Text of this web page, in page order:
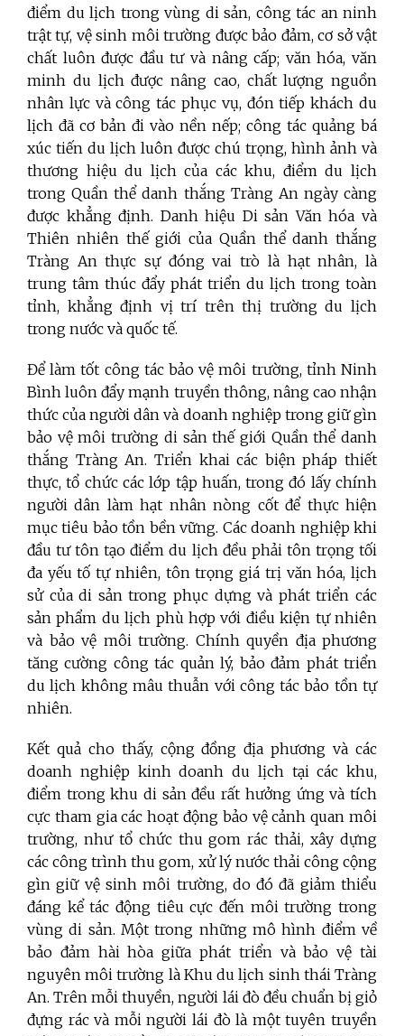
điểm du lịch trong vùng di sản, công tác an ninh
trật tự, vệ sinh môi trường được bảo đảm, cơ sở vật
chất luôn được đầu tư và nâng cấp; văn hóa, văn
minh du lịch được nâng cao, chất lượng nguồn
nhân lực và công tác phục vụ, đón tiếp khách du
lịch đã cơ bản đi vào nền nếp; công tác quảng bá
xúc tiến du lịch luôn được chú trọng, hình ảnh và
thương hiệu du lịch của các khu, điểm du lịch
trong Quần thể danh thắng Tràng An ngày càng
được khẳng định. Danh hiệu Di sản Văn hóa và
Thiên nhiên thế giới của Quần thể danh thắng
Tràng An thực sự đóng vai trò là hạt nhân, là
trung tâm thúc đẩy phát triển du lịch trong toàn
tỉnh, khẳng định vị trí trên thị trường du lịch
trong nước và quốc tế.
Để làm tốt công tác bảo vệ môi trường, tỉnh Ninh
Bình luôn đẩy mạnh truyền thông, nâng cao nhận
thức của người dân và doanh nghiệp trong giữ gìn
bảo vệ môi trường di sản thế giới Quần thể danh
thắng Tràng An. Triển khai các biện pháp thiết
thực, tổ chức các lớp tập huấn, trong đó lấy chính
người dân làm hạt nhân nòng cốt để thực hiện
mục tiêu bảo tồn bền vững. Các doanh nghiệp khi
đầu tư tôn tạo điểm du lịch đều phải tôn trọng tối
đa yếu tố tự nhiên, tôn trọng giá trị văn hóa, lịch
sử của di sản trong phục dựng và phát triển các
sản phẩm du lịch phù hợp với điều kiện tự nhiên
và bảo vệ môi trường. Chính quyền địa phương
tăng cường công tác quản lý, bảo đảm phát triển
du lịch không mâu thuẫn với công tác bảo tồn tự
nhiên.
Kết quả cho thấy, cộng đồng địa phương và các
doanh nghiệp kinh doanh du lịch tại các khu,
điểm trong khu di sản đều rất hưởng ứng và tích
cực tham gia các hoạt động bảo vệ cảnh quan môi
trường, như tổ chức thu gom rác thải, xây dựng
các công trình thu gom, xử lý nước thải công cộng
gìn giữ vệ sinh môi trường, do đó đã giảm thiểu
đáng kể tác động tiêu cực đến môi trường trong
vùng di sản. Một trong những mô hình điểm về
bảo đảm hài hòa giữa phát triển và bảo vệ tài
nguyên môi trường là Khu du lịch sinh thái Tràng
An. Trên mỗi thuyền, người lái đò đều chuẩn bị giỏ
đựng rác và mỗi người lái đò là một tuyên truyền